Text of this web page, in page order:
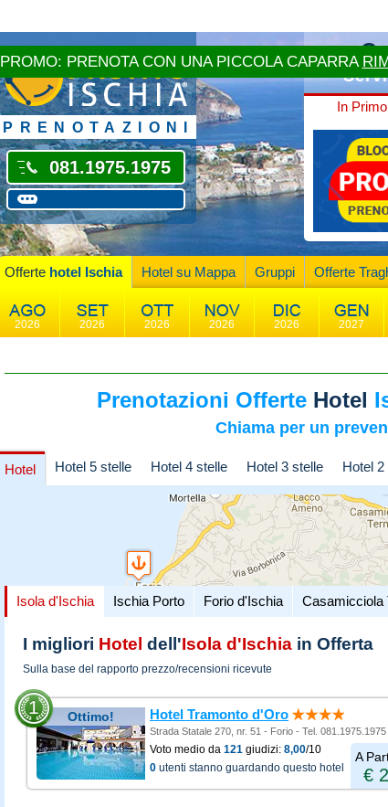
PRENOTAZIONI
081.1975.1975
In
Offerte hotel Ischia Hotel su Mappa Gruppi Offerte
2026 2026 2026 2026 2026 2027
Prenotazioni Offerte Hotel
Chiama per un
Hotel Hotel 5 stelle Hotel 4 stelle Hotel 3 stelle Hotel 2
Isola d'Ischia Ischia Porto Forio d'Ischia Casamicciola
I migliori Hotel dell'Isola d'Ischia in Offerta
Sulla base del rapporto prezzo/recensioni ricevute
Ottimo!
1 Hotel Tramonto d'Oro
Strada Statale 270, nr. 51 - Forio - Tel. 081.1975.1975
Voto medio da 121 giudizi: 8,00/10
0 utenti stanno guardando questo hotel
A
€
PROMO: PRENOTA CON UNA PICCOLA CAPARRA